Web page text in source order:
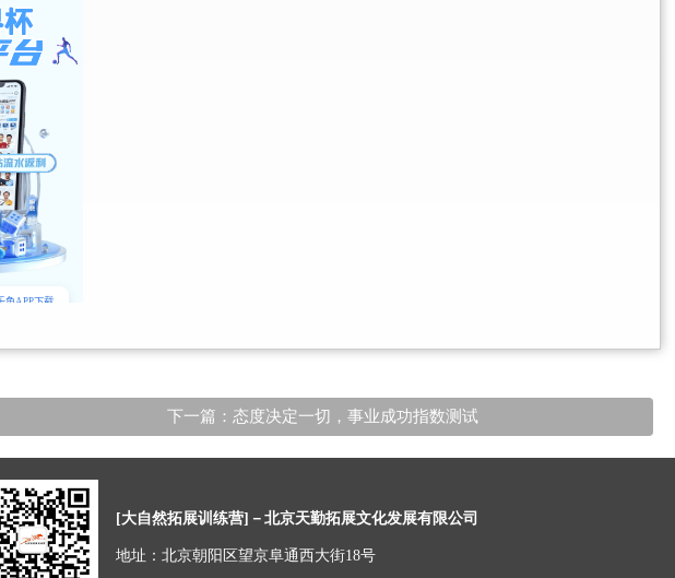
下一篇：态度决定一切，事业成功指数测试
[大自然拓展训练营] －北京天勤拓展文化发展有限公司
地址：北京朝阳区望京阜通西大街18号